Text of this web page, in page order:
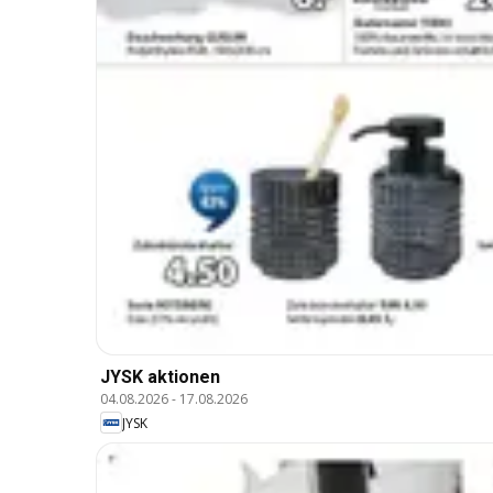
JYSK aktionen
04.08.2026- 17.08.2026
JYSK